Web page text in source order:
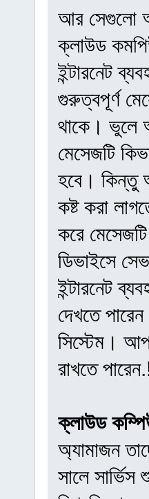
আর সেগুলো
ক্লাউড
ইন্টারনেট
গুরুত্বপূর্ণ
থাকে। ভুলে
মেসেজটি
হবে। কিন্তু
কষ্ট করা
করে
ডিভাইসে
ইন্টারনেট
দেখতে
সিস্টেম।
রাখতে
ক্লাউড
অ্যামাজন
সালে